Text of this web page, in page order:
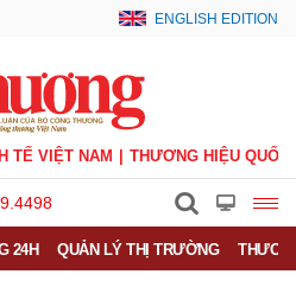
ENGLISH EDITION
TẾ VIỆT NAM THƯƠNG HIỆU QUỐC
24H QUẢN LÝ THỊ TRƯỜNG